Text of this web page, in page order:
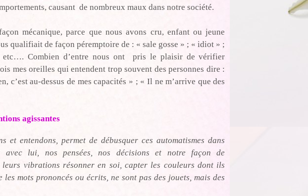
causant de nombreux maux dans notre société.
mécanique, parce que nous avons cru, enfant ou jeune
qualifiait de façon péremptoire de : « sale gosse » ; « idiot » ;
Combien d’entre nous ont pris le plaisir de vérifier
mes oreilles qui entendent trop souvent des personnes dire :
c’est au-dessus de mes capacités » ; « Il ne m’arrive que des
agissantes
et entendons, permet de débusquer ces automatismes dans
avec lui, nos pensées, nos décisions et notre façon de
leurs vibrations résonner en soi, capter les couleurs dont ils
mots prononcés ou écrits, ne sont pas des jouets, mais des